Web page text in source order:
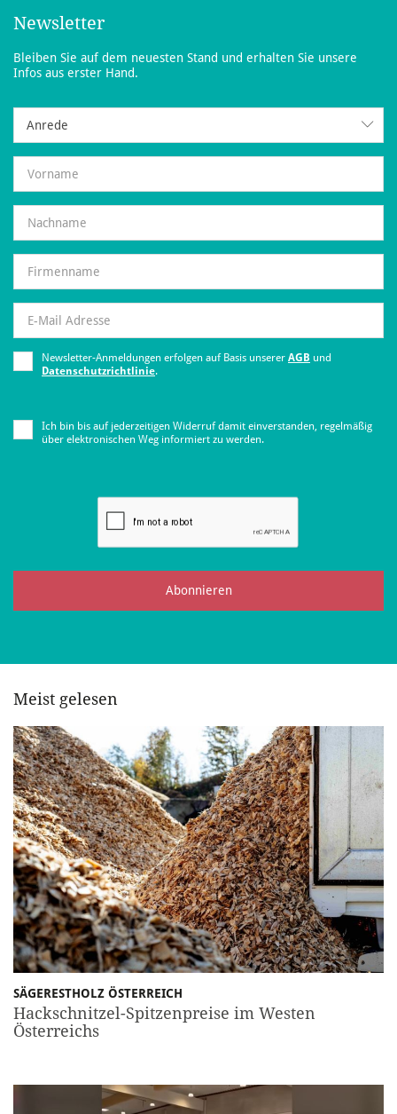
Newsletter
Bleiben Sie auf dem neuesten Stand und erhalten Sie unsere
Infos aus erster Hand.
Anrede
Anrede
Newsletter-Anmeldungen erfolgen auf Basis unserer AGB und
Datenschutzrichtlinie.
Ich bin bis auf jederzeitigen Widerruf damit einverstanden, regelmäßig
über elektronischen Weg informiert zu werden.
Abonnieren
Meist gelesen
SÄGERESTHOLZ ÖSTERREICH
Hackschnitzel-Spitzenpreise im Westen
Österreichs